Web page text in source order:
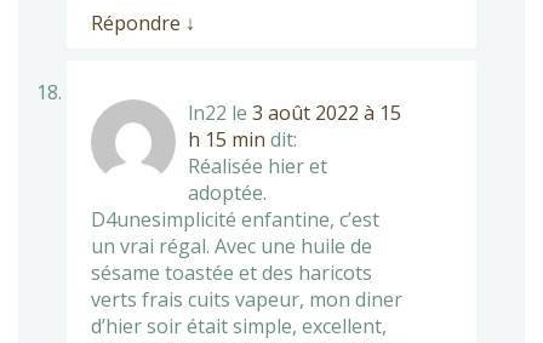
Répondre ↓
ln22 le 3 août 2022 à 15
h 15 min dit:
Réalisée hier et
adoptée.
D4unesimplicité enfantine, c’est
un vrai régal. Avec une huile de
sésame toastée et des haricots
verts frais cuits vapeur, mon diner
d’hier soir était simple, excellent,